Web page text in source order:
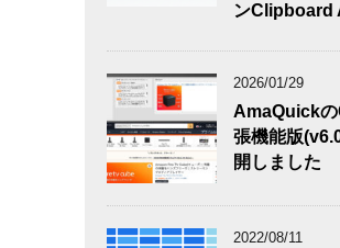
ンClipboard
2026/01/29
AmaQuick
張機能版
開しました
2022/08/11